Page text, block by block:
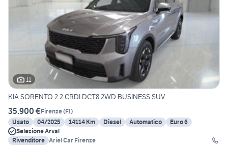
11
KIA SORENTO 2.2 CRDI DCT8 2WD BUSINESS SUV
35.900 €Firenze(FI)
Usato
04/2025 14114 Km Diesel Automatico
Euro 6
Selezione Arval
Rivenditore Ariel Car Firenze